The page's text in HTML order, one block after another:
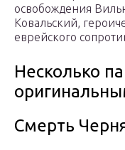
освобождения
Ковальский,
еврейского
Несколько
Смерть